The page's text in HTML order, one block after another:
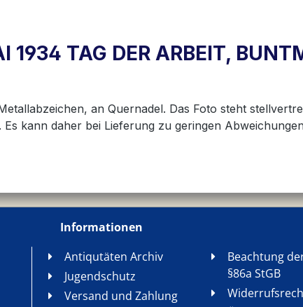
TAG DER ARBEIT,
an Quernadel. Das Foto steht
kann daher bei Lieferung zu geringen
Informationen
Antiqutäten Archiv
Jugendschutz
Versand und Zahlung
Beachtung
§86a StGB